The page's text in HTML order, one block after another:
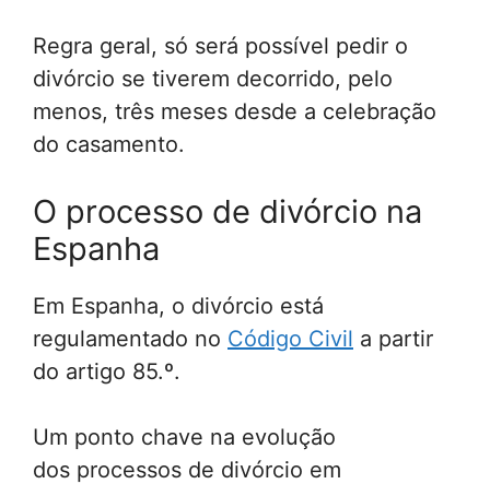
Regra geral, só será possível pedir o
divórcio se tiverem decorrido, pelo
menos, três meses desde a celebração
do casamento.
O processo de divórcio na
Espanha
Em Espanha, o divórcio está
regulamentado no Código Civil a partir
do artigo 85.º.
Um ponto chave na evolução
dos processos de divórcio em